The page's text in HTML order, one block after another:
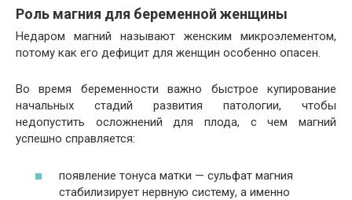
Роль магния для беременной женщины
Недаром магний называют женским микроэлементом,
потому как его дефицит для женщин особенно опасен.
Во время беременности важно быстрое купирование
начальных стадий развития патологии, чтобы
недопустить осложнений для плода, с чем магний
успешно справляется:
появление тонуса матки — сульфат магния
стабилизирует нервную систему, а именно